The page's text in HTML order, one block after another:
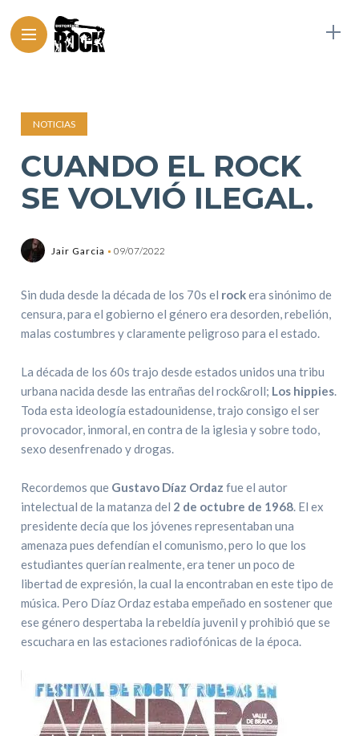
NOTICIAS
CUANDO EL ROCK
SE VOLVIÓ ILEGAL.
Jair Garcia 09/07/2022
Sin duda desde la década de los 70s el rockera sinónimo de
censura, para el gobierno el género era desorden, rebelión,
malas costumbres y claramente peligroso para el estado.
La década de los 60s trajo desde estados unidos una tribu
urbana nacida desde las entrañas del rock&roll; Los hippies.
Toda esta ideología estadounidense, trajo consigo el ser
provocador, inmoral, en contra de la iglesia y sobre todo,
sexo desenfrenado y drogas.
Recordemos que Gustavo Díaz Ordaz fue el autor
intelectual de la matanza del 2 de octubre de 1968. El ex
presidente decía que los jóvenes representaban una
amenaza pues defendían el comunismo, pero lo que los
estudiantes querían realmente, era tener un poco de
libertad de expresión, la cual la encontraban en este tipo de
música. Pero Díaz Ordaz estaba empeñado en sostener que
ese género despertaba la rebeldía juvenil y prohibió que se
escuchara en las estaciones radiofónicas de la época.